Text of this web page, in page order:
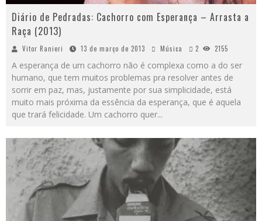
Diário de Pedradas: Cachorro com Esperança – Arrasta a
Raça (2013)
Vitor Ranieri 13 de março de 2013 Música 2 2155
A esperança de um cachorro não é complexa como a do ser
humano, que tem muitos problemas pra resolver antes de
sorrir em paz, mas, justamente por sua simplicidade, está
muito mais próxima da essência da esperança, que é aquela
que trará felicidade. Um cachorro quer...